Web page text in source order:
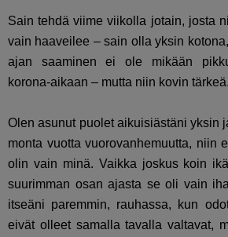
Sain tehdä viime viikolla jotain, josta
vain haaveilee – sain olla yksin
ajan saaminen ei ole mikään
korona-aikaan – mutta niin kovin tärkeä.
Olen asunut puolet aikuisiästäni yksin
monta vuotta vuorovanhemuutta, niin
olin vain minä. Vaikka joskus koin
suurimman osan ajasta se oli vain
itseäni paremmin, rauhassa, kun
eivät olleet samalla tavalla valtavat,